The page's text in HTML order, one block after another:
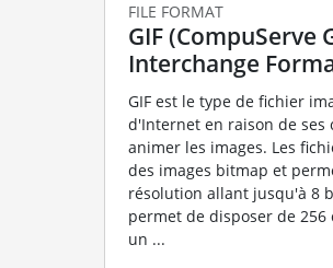
FILE FORMAT
GIF (CompuServe
Interchange
GIF est le type de fichier
d'Internet en raison de ses
animer les images. Les
des images bitmap et
résolution allant jusqu'à 8
permet de disposer de 256
un ...